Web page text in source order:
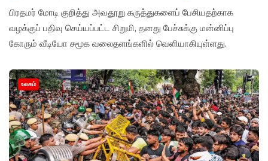
பிரதமர் மோடி குறித்து அவதூறு கருத்துகளைப் பேசியதற்காக
வழக்குப் பதிவு செய்யப்பட்ட சிறுமி, தனது பேச்சுக்கு மன்னிப்பு
கோரும் வீடியோ சமூக வலைதளங்களில் வெளியாகியுள்ளது.
உலகம்